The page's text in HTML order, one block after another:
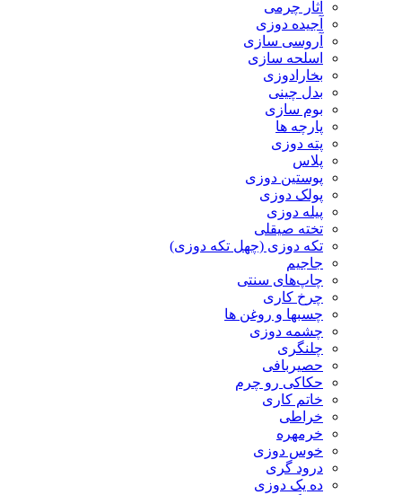
آثار چرمی
آجیده دوزی
آروسی سازی
اسلحه سازی
بخارادوزی
بدل چینی
بوم سازی
پارچه ها
پته دوزی
پلاس
پوستین دوزی
پولک دوزی
پیله دوزی
تخته صیقلی
تکه دوزی (چهل تکه دوزی)
جاجیم
چاپ‌های سنتی
چرخ کاری
چسبها و روغن ها
چشمه دوزی
چلنگری
حصیربافی
حکاکی رو چرم
خاتم کاری
خراطی
خرمهره
خوس دوزی
درود گری
ده یک دوزی